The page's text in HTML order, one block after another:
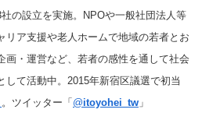
の設立を実施。NPOや一般社団法人等
リア支援や老人ホームで地域の若者とお
画・運営など、若者の感性を通して社会
して活動中。2015年新宿区議選で初当
。ツイッター「 @itoyohei_tw 」